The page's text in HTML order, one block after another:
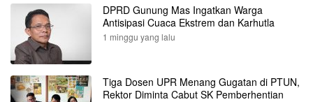
DPRD Gunung Mas Ingatkan Warga
Antisipasi Cuaca Ekstrem dan Karhutla
1 minggu yang lalu
Tiga Dosen UPR Menang Gugatan di PTUN,
Rektor Diminta Cabut SK Pemberhentian